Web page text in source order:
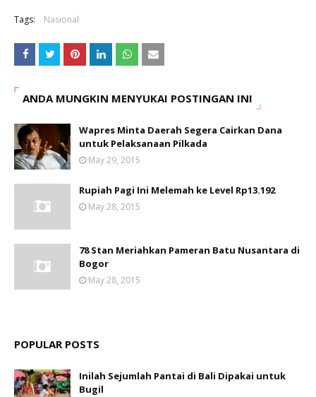
Tags: Nasional
ANDA MUNGKIN MENYUKAI POSTINGAN INI
Wapres Minta Daerah Segera Cairkan Dana
untuk Pelaksanaan Pilkada
May 29, 2015
Rupiah Pagi Ini Melemah ke Level Rp13.192
May 28, 2015
78 Stan Meriahkan Pameran Batu Nusantara di
Bogor
May 28, 2015
POPULAR POSTS
Inilah Sejumlah Pantai di Bali Dipakai untuk
Bugil